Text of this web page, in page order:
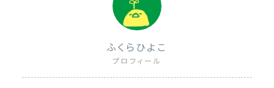
ふくらひよこ
プロフィール